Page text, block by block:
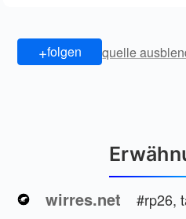
+folgen quelle
wirres.net #rp26,